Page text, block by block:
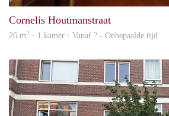
Cornelis Houtmanstraat
26 m2 · 1 kamer · Vanaf ? - Onbepaalde tijd